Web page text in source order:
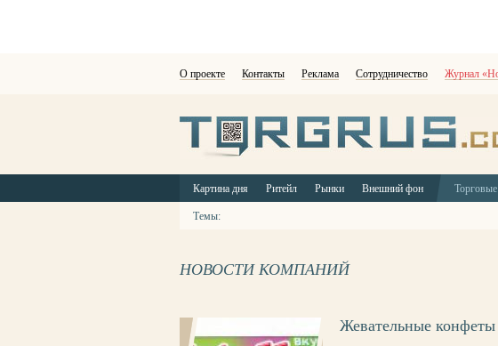
О проекте Контакты Реклама Сотрудничество Журнал
Картина дня Ритейл Рынки Внешний фон Торговые
Темы:
НОВОСТИ КОМПАНИЙ
Жевательные